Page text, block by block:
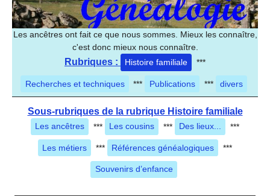
Les ancêtres ont fait ce que nous sommes. Mieux les connaître,
c'est donc mieux nous connaître.
Rubriques : Histoire familiale ***
Recherches et techniques *** Publications *** divers
Sous-rubriques de la rubrique Histoire familiale
Les ancêtres *** Les cousins *** Des lieux... ***
Les métiers *** Références généalogiques ***
Souvenirs d’enfance